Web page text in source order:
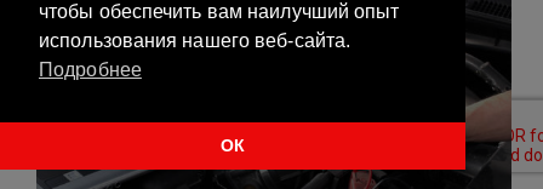
чтобы обеспечить вам наилучший опыт
использования нашего веб-сайта.
Подробнее
ОК